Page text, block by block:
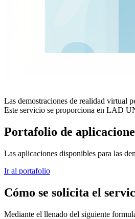
Las demostraciones de realidad virtual
Este servicio se proporciona en LAD
Portafolio de
Las aplicaciones disponibles para las
Ir al portafolio
Cómo se solicita el
Mediante el llenado del siguiente